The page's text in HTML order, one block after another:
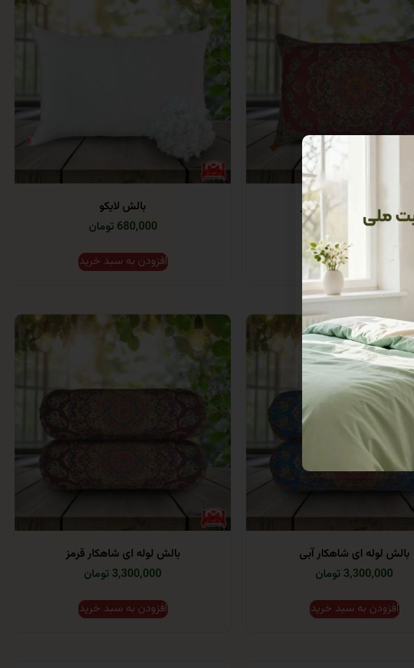
بالش کتابی شاهکار قرمز
1,300,000 تومان
افزودن به سبد خرید
بالش لایکو
680,000 تومان
افزودن به سبد خرید
بالش لوله ای شاهکار آبی
3,300,000 تومان
افزودن به سبد خرید
بالش لوله ای شاهکار قرمز
3,300,000 تومان
افزودن به سبد خرید